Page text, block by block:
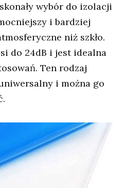
wybór do izolacji
i bardziej
niż szkło.
do 24dB i jest idealna
Ten rodzaj
i można go